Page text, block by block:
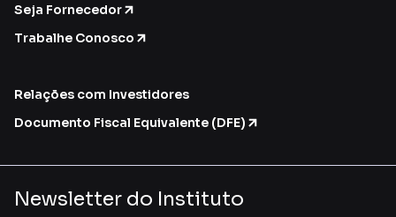
Seja Fornecedor
Trabalhe Conosco
Relações com Investidores
Documento Fiscal Equivalente (DFE)
Newsletter do Instituto